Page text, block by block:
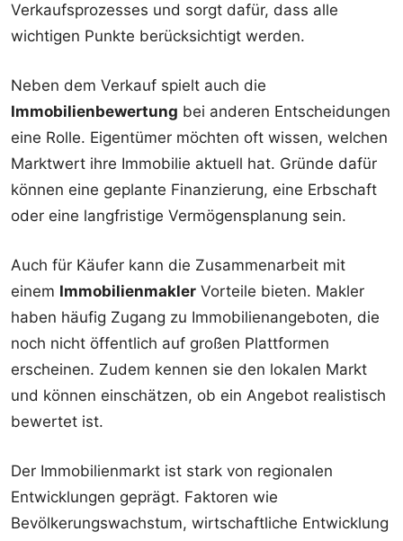
Verkaufsprozesses und sorgt dafür, dass alle
wichtigen Punkte berücksichtigt werden.
Neben dem Verkauf spielt auch die
Immobilienbewertung bei anderen Entscheidungen
eine Rolle. Eigentümer möchten oft wissen, welchen
Marktwert ihre Immobilie aktuell hat. Gründe dafür
können eine geplante Finanzierung, eine Erbschaft
oder eine langfristige Vermögensplanung sein.
Auch für Käufer kann die Zusammenarbeit mit
einem Immobilienmakler Vorteile bieten. Makler
haben häufig Zugang zu Immobilienangeboten, die
noch nicht öffentlich auf großen Plattformen
erscheinen. Zudem kennen sie den lokalen Markt
und können einschätzen, ob ein Angebot realistisch
bewertet ist.
Der Immobilienmarkt ist stark von regionalen
Entwicklungen geprägt. Faktoren wie
Bevölkerungswachstum, wirtschaftliche Entwicklung